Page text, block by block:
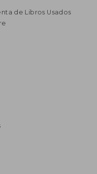
de Libros Usados